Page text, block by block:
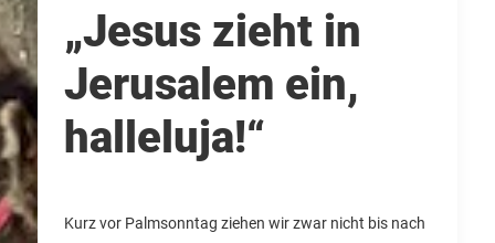
„Jesus zieht in
Jerusalem ein,
halleluja!“
Kurz vor Palmsonntag ziehen wir zwar nicht bis nach